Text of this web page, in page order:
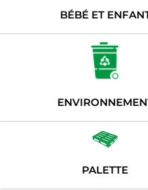
BÉBÉ ET
PALETTE